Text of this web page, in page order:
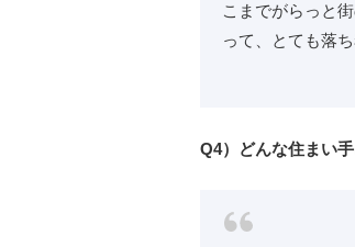
こまでがらっと
って、とても落
Q4）どんな住まい